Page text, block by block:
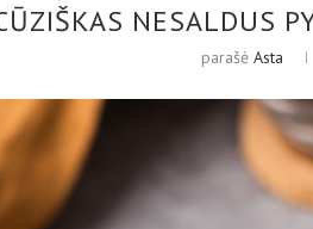
NESALDUS
parašėAsta